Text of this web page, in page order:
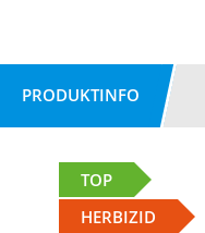
PRODUKTINFO
TOP
HERBIZID